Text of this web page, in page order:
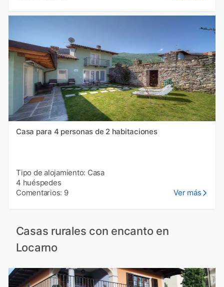
Casa para 4 personas de 2 habitaciones
Tipo de alojamiento: Casa
4 huéspedes
Comentarios: 9
Ver más
Casas rurales con encanto en
Locarno